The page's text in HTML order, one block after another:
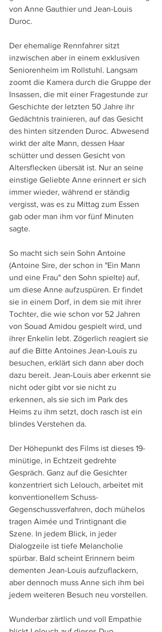
von Anne Gauthier und Jean-Louis
Duroc.
Der ehemalige Rennfahrer sitzt
inzwischen aber in einem exklusiven
Seniorenheim im Rollstuhl. Langsam
zoomt die Kamera durch die Gruppe der
Insassen, die mit einer Fragestunde zur
Geschichte der letzten 50 Jahre ihr
Gedächtnis trainieren, auf das Gesicht
des hinten sitzenden Duroc. Abwesend
wirkt der alte Mann, dessen Haar
schütter und dessen Gesicht von
Altersflecken übersät ist. Nur an seine
einstige Geliebte Anne erinnert er sich
immer wieder, während er ständig
vergisst, was es zu Mittag zum Essen
gab oder man ihm vor fünf Minuten
sagte.
So macht sich sein Sohn Antoine
(Antoine Sire, der schon in "Ein Mann
und eine Frau" den Sohn spielte) auf,
um diese Anne aufzuspüren. Er findet
sie in einem Dorf, in dem sie mit ihrer
Tochter, die wie schon vor 52 Jahren
von Souad Amidou gespielt wird, und
ihrer Enkelin lebt. Zögerlich reagiert sie
auf die Bitte Antoines Jean-Louis zu
besuchen, erklärt sich dann aber doch
dazu bereit. Jean-Louis aber erkennt sie
nicht oder gibt vor sie nicht zu
erkennen, als sie sich im Park des
Heims zu ihm setzt, doch rasch ist ein
blindes Verstehen da.
Der Höhepunkt des Films ist dieses 19-
minütige, in Echtzeit gedrehte
Gespräch. Ganz auf die Gesichter
konzentriert sich Lelouch, arbeitet mit
konventionellem Schuss-
Gegenschussverfahren, doch mühelos
tragen Aimée und Trintignant die
Szene. In jedem Blick, in jeder
Dialogzeile ist tiefe Melancholie
spürbar. Bald scheint Erinnern beim
dementen Jean-Louis aufzuflackern,
aber dennoch muss Anne sich ihm bei
jedem weiteren Besuch neu vorstellen.
Wunderbar zärtlich und voll Empathie